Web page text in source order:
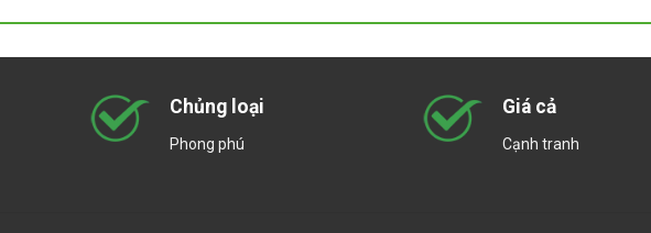
Chủng loại
Phong phú
Giá cả
Cạnh tranh